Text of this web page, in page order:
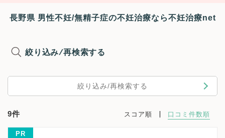
長野県 男性不妊/無精子症の不妊治療なら不妊治療net
絞り込み/再検索する
絞り込み/再検索する
9件 スコア順 口コミ件数順
PR